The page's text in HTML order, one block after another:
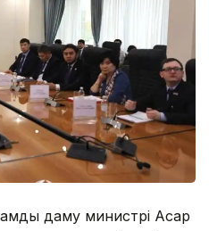
даму министрі Асқар